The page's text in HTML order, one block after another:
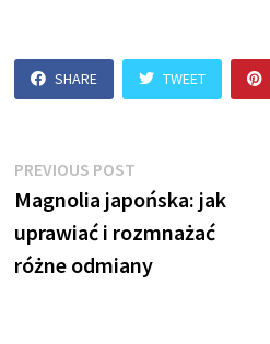
SHARE TWEET
Nawigacja
wpisu
PREVIOUS POST
post:
Magnolia japońska: jak
uprawiać i rozmnażać
różne odmiany